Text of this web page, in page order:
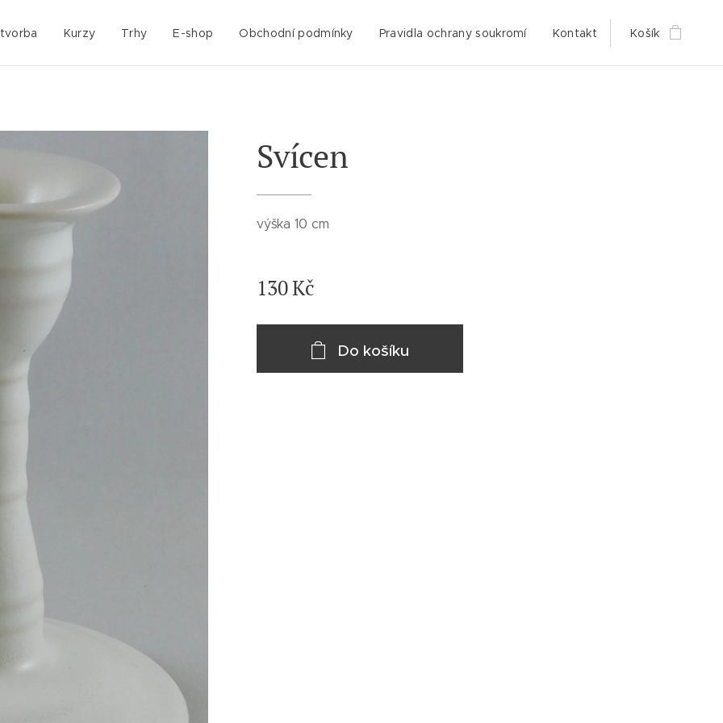
Kurzy Trhy E-shop Obchodní podmínky Pravidla ochrany soukromí Kontakt Košík
Svícen
výška 10 cm
130Kč
Do košíku